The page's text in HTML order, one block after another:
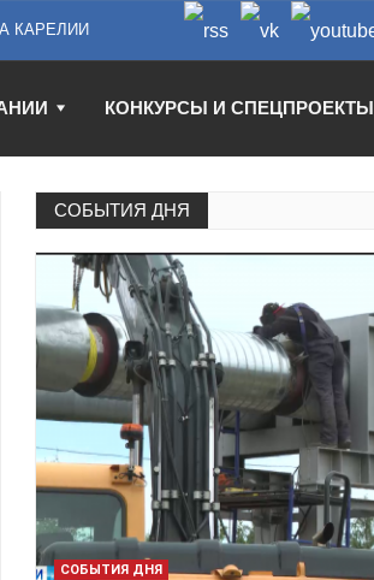
КАРЕЛИИ
КОНКУРСЫ И СПЕЦПРОЕКТЫ
СОБЫТИЯ ДНЯ
СОБЫТИЯ ДНЯ